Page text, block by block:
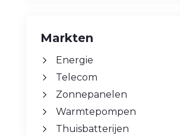
Markten
Energie
Telecom
Zonnepanelen
Warmtepompen
Thuisbatterijen